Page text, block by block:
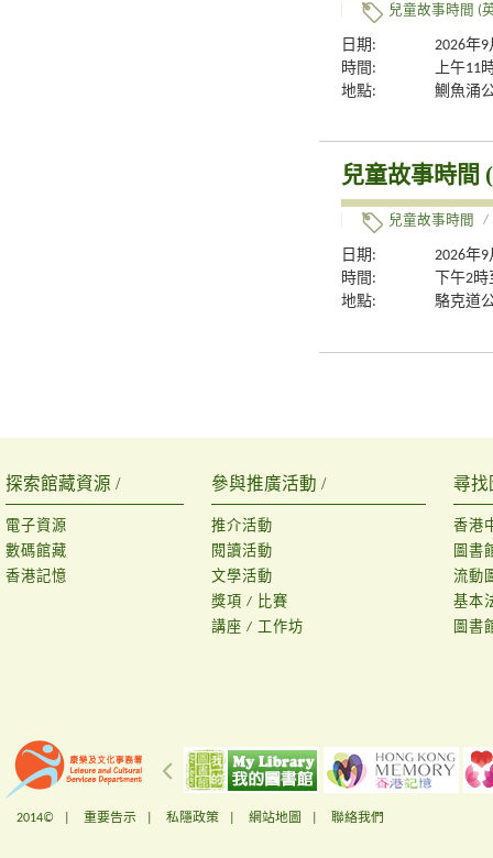
兒童故事時間 (
日期:
2026年
時間:
上午11
地點:
鰂魚涌
兒童故事時間
兒童故事時間 /
日期:
2026年
時間:
下午2
地點:
駱克道
探索館藏資源 /
電子資源
數碼館藏
香港記憶
參與推廣活動 /
推介活動
閱讀活動
文學活動
獎項 / 比賽
講座 / 工作坊
尋找
香港
圖書
流動
基本
圖書
2014© | 重要告示 私隱政策 網站地圖 聯絡我們